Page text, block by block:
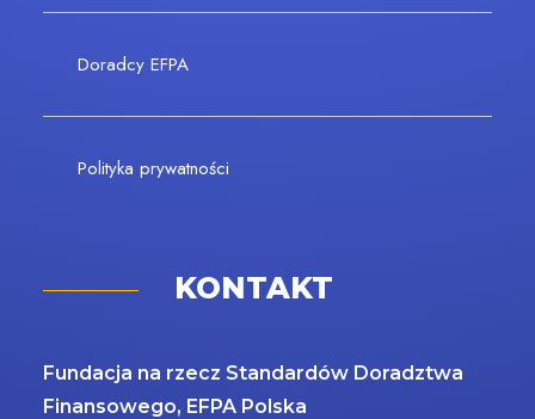
Doradcy EFPA
Polityka prywatności
KONTAKT
Fundacja na rzecz Standardów Doradztwa
Finansowego, EFPA Polska